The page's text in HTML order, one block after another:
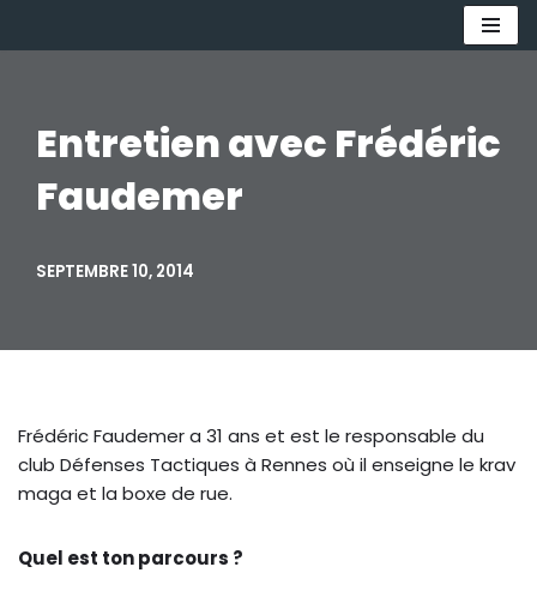
Entretien avec Frédéric
Faudemer
SEPTEMBRE 10, 2014
Frédéric Faudemer a 31 ans et est le responsable du
club Défenses Tactiques à Rennes où il enseigne le krav
maga et la boxe de rue.
Quel est ton parcours ?